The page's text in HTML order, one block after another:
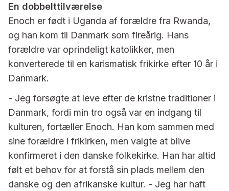
En dobbelttilværelse
Enoch er født i Uganda af forældre fra Rwanda,
og han kom til Danmark som fireårig. Hans
forældre var oprindeligt katolikker, men
konverterede til en karismatisk frikirke efter 10 år i
Danmark.
- Jeg forsøgte at leve efter de kristne traditioner i
Danmark, fordi min tro også var en indgang til
kulturen, fortæller Enoch. Han kom sammen med
sine forældre i frikirken, men valgte at blive
konfirmeret i den danske folkekirke. Han har altid
følt et behov for at forstå sin plads mellem den
danske og den afrikanske kultur. - Jeg har haft